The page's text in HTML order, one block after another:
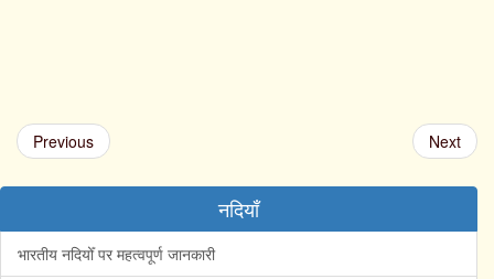
Previous Next
नदियाँ
भारतीय नदियोँ पर महत्वपूर्ण जानकारी